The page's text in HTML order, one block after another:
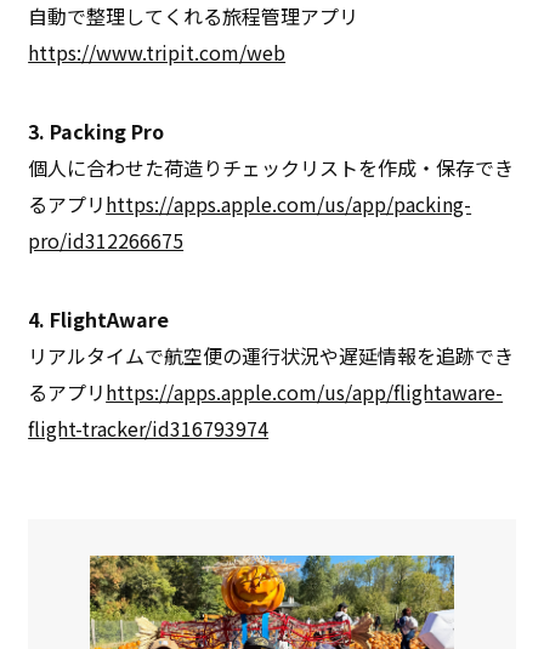
自動で整理してくれる旅程管理アプリ
https://www.tripit.com/web
3. Packing Pro
個人に合わせた荷造りチェックリストを作成・保存でき
るアプリhttps://apps.apple.com/us/app/packing-
pro/id312266675
4. FlightAware
リアルタイムで航空便の運行状況や遅延情報を追跡でき
るアプリhttps://apps.apple.com/us/app/flightaware-
flight-tracker/id316793974